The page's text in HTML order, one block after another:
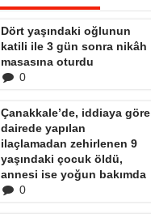
Dört yaşındaki oğlunun
katili ile 3 gün sonra nikâh
masasına oturdu
0
Çanakkale’de, iddiaya göre
dairede yapılan
ilaçlamadan zehirlenen 9
yaşındaki çocuk öldü,
annesi ise yoğun bakımda
0